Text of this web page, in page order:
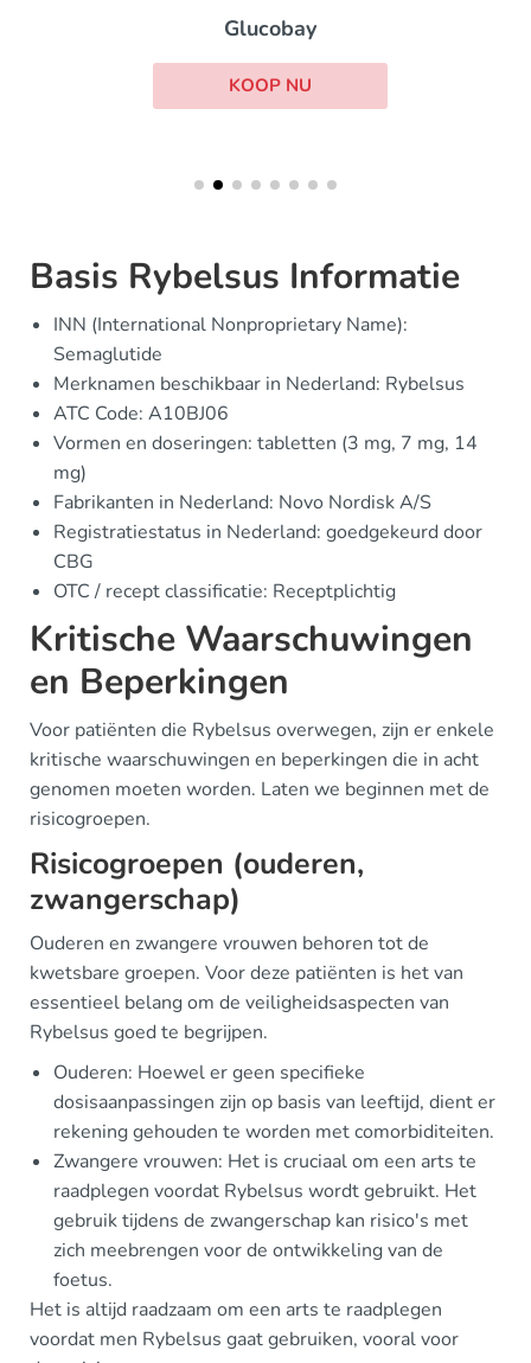
Glucobay
KOOP NU
Basis Rybelsus Informatie
INN (International Nonproprietary Name):
Semaglutide
Merknamen beschikbaar in Nederland: Rybelsus
ATC Code: A10BJ06
Vormen en doseringen: tabletten (3 mg, 7 mg, 14
mg)
Fabrikanten in Nederland: Novo Nordisk A/S
Registratiestatus in Nederland: goedgekeurd door
CBG
OTC / recept classificatie: Receptplichtig
Kritische Waarschuwingen
en Beperkingen
Voor patiënten die Rybelsus overwegen, zijn er enkele
kritische waarschuwingen en beperkingen die in acht
genomen moeten worden. Laten we beginnen met de
risicogroepen.
Risicogroepen (ouderen,
zwangerschap)
Ouderen en zwangere vrouwen behoren tot de
kwetsbare groepen. Voor deze patiënten is het van
essentieel belang om de veiligheidsaspecten van
Rybelsus goed te begrijpen.
Ouderen: Hoewel er geen specifieke
dosisaanpassingen zijn op basis van leeftijd, dient er
rekening gehouden te worden met comorbiditeiten.
Zwangere vrouwen: Het is cruciaal om een arts te
raadplegen voordat Rybelsus wordt gebruikt. Het
gebruik tijdens de zwangerschap kan risico's met
zich meebrengen voor de ontwikkeling van de
foetus.
Het is altijd raadzaam om een arts te raadplegen
voordat men Rybelsus gaat gebruiken, vooral voor